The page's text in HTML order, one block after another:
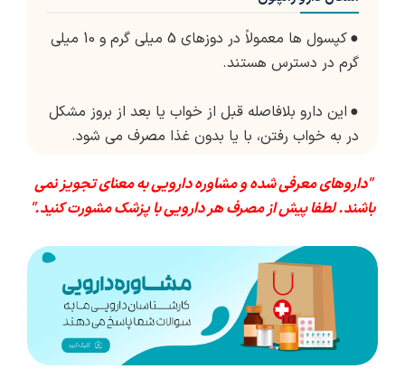
●
کپسول ها معمولاً در دوزهای 5 میلی گرم و 10 میلی
گرم در دسترس هستند.
● این دارو بلافاصله قبل از خواب یا بعد از بروز مشکل
در به خواب رفتن، با یا بدون غذا مصرف می شود.
"داروهای معرفی شده و مشاوره دارویی به معنای تجویز نمی
باشند. لطفا پیش از مصرف هر دارویی با پزشک مشورت کنید."